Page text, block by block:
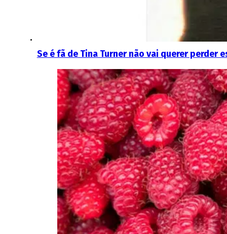
Se é fã de Tina Turner não vai querer perder